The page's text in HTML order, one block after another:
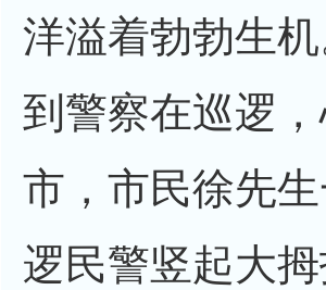
洋溢着勃勃生
到警察在巡逻
市，市民徐先
逻民警竖起大